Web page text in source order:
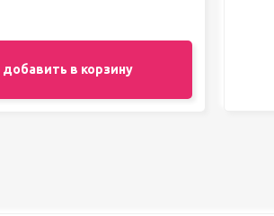
добавить в корзину